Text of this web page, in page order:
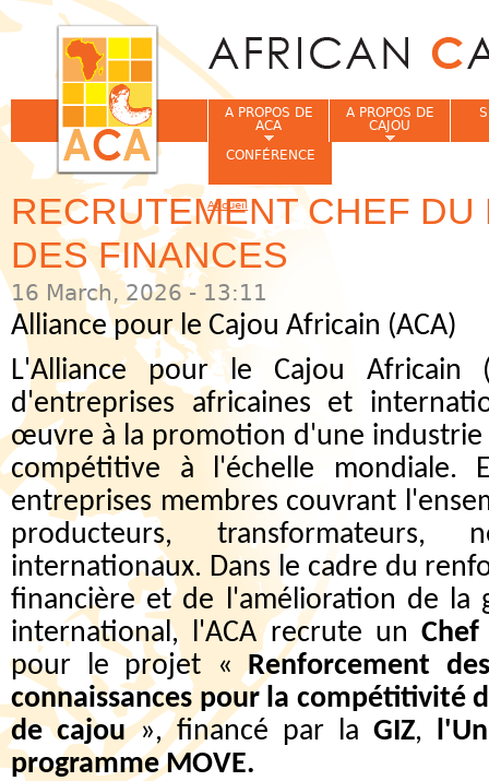
RECRUTEMENT CHEF DU
DES FINANCES
16 March, 2026 - 13:11
Alliance pour le Cajou Africain (ACA)
L'Alliance pour le Cajou Africain
d'entreprises africaines et
œuvre à la promotion d'une industrie
compétitive à l'échelle mondiale.
entreprises membres couvrant
producteurs, transformateurs,
internationaux. Dans le cadre du
financière et de l'amélioration de la
international, l'ACA recrute un
pour le projet «Renforcement
connaissances pour la compétitivité
de cajou», financé par la GIZ,
programme MOVE.
A PROPOS DE
ACA
A PROPOS DE
CAJOU
CONFÉRENCE
Vous êtes ici
Accueil